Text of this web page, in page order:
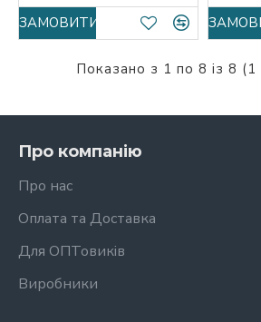
ЗАМОВИТИ
Показано з 1 по 8 із 8 (1
Про компанію
Про нас
Оплата та Доставка
Для ОПТовиків
Виробники